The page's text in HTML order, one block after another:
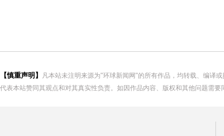
【慎重声明】
凡本站未注明来源为"环球新闻网"的所有作品，均转载、编译
代表本站赞同其观点和对其真实性负责。如因作品内容、版权和其他问题需